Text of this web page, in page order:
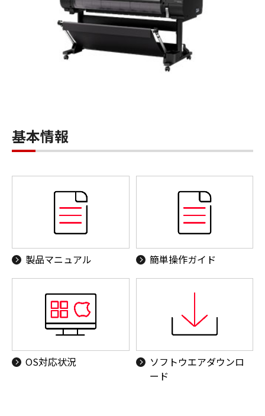
基本情報
製品マニュアル 簡単操作ガイド
OS対応状況
ソフトウエアダウンロ
ード